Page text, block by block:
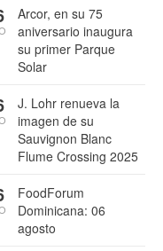
Arcor, en su 75
aniversario inaugura
su primer Parque
Solar
J. Lohr renueva la
imagen de su
Sauvignon Blanc
Flume Crossing 2025
FoodForum
Dominicana: 06
agosto